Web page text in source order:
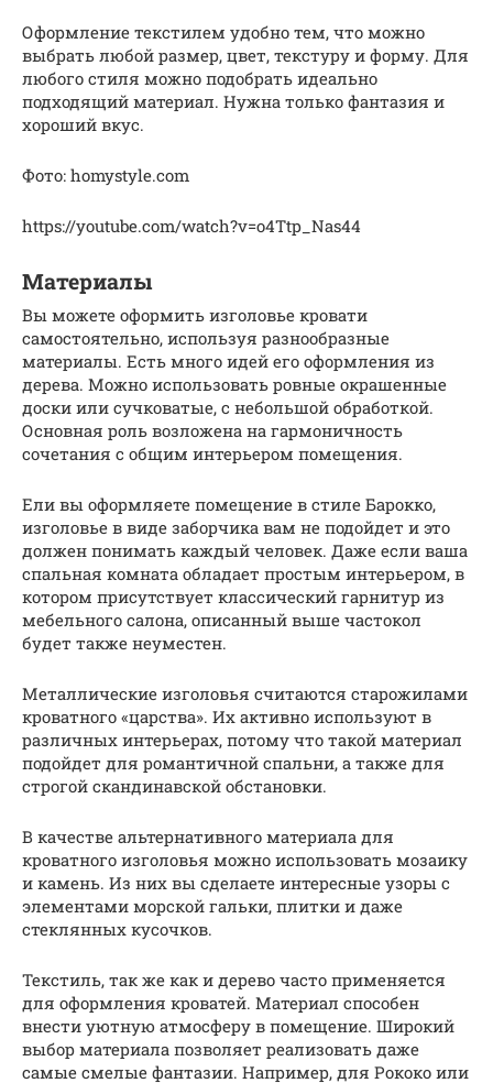
Оформление текстилем удобно тем, что можно
выбрать любой размер, цвет, текстуру и форму. Для
любого стиля можно подобрать идеально
подходящий материал. Нужна только фантазия и
хороший вкус.
Фото: homystyle.com
https://youtube.com/watch?v=o4Ttp_Nas44
Материалы
Вы можете оформить изголовье кровати
самостоятельно, используя разнообразные
материалы. Есть много идей его оформления из
дерева. Можно использовать ровные окрашенные
доски или сучковатые, с небольшой обработкой.
Основная роль возложена на гармоничность
сочетания с общим интерьером помещения.
Ели вы оформляете помещение в стиле Барокко,
изголовье в виде заборчика вам не подойдет и это
должен понимать каждый человек. Даже если ваша
спальная комната обладает простым интерьером, в
котором присутствует классический гарнитур из
мебельного салона, описанный выше частокол
будет также неуместен.
Металлические изголовья считаются старожилами
кроватного «царства». Их активно используют в
различных интерьерах, потому что такой материал
подойдет для романтичной спальни, а также для
строгой скандинавской обстановки.
В качестве альтернативного материала для
кроватного изголовья можно использовать мозаику
и камень. Из них вы сделаете интересные узоры с
элементами морской гальки, плитки и даже
стеклянных кусочков.
Текстиль, так же как и дерево часто применяется
для оформления кроватей. Материал способен
внести уютную атмосферу в помещение. Широкий
выбор материала позволяет реализовать даже
самые смелые фантазии. Например, для Рококо или